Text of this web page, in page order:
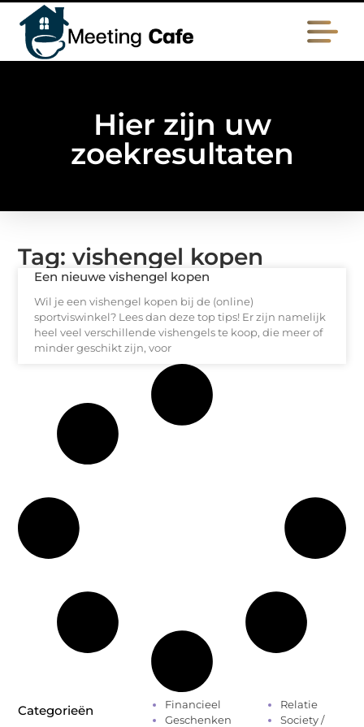
Hier zijn uw
zoekresultaten
Tag: vishengel kopen
Een nieuwe vishengel kopen
Wil je een vishengel kopen bij de (online)
sportviswinkel? Lees dan deze top tips! Er zijn namelijk
heel veel verschillende vishengels te koop, die meer of
minder geschikt zijn, voor
Categorieën
Financieel
Geschenken
Relatie
Society /